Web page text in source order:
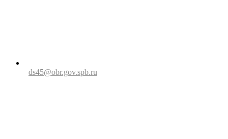
ds45@obr.gov.spb.ru